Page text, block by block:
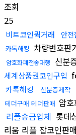
조회
25
비트코인퀵거래 안
카톡해킹 차량번호판
암호화폐전송대행 신분
세계상품권코인구입
카톡해킹 신분증제작
테더구매 테더판매 암
리플송금업체 롯데
리움 리플 잡코인판매